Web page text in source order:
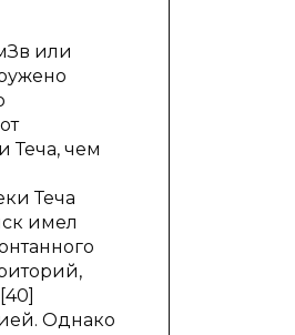
или
Теча, чем
Теча
имел
Однако